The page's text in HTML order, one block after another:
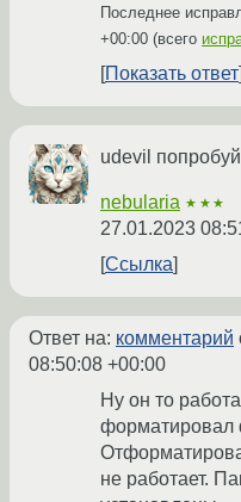
Последнее
+00:00 (всего
Показать ответ
udevil попробуй
nebularia ★★★
27.01.2023
Ссылка
Ответ на: комментарий
08:50:08 +00:00
Ну он то
форматировал
не работает.